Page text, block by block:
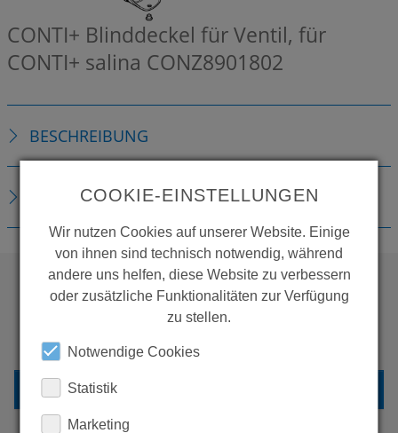
CONTI+ Blinddeckel für Ventil, für
CONTI+ salina CONZ8901802
BESCHREIBUNG
DOWNLOADS
WOLLEN SIE MEHR
PRODUKTE SEHEN?
ZURÜCK ZUR ÜBERSICHT
COOKIE-EINSTELLUNGEN
Wir nutzen Cookies auf unserer Website. Einige
von ihnen sind technisch notwendig, während
andere uns helfen, diese Website zu verbessern
oder zusätzliche Funktionalitäten zur Verfügung
zu stellen.
Notwendige Cookies
Statistik
Marketing